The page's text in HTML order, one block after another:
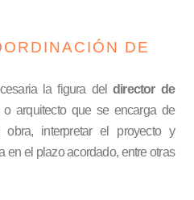
DE
la figura deldirector de
arquitecto que se encarga de
interpretar el proyecto y
en el plazo acordado, entre otras